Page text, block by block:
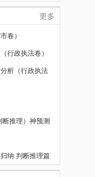
更多
卷）
行政执法卷）
析（行政执法
推理）神预测
纳 判断推理篇